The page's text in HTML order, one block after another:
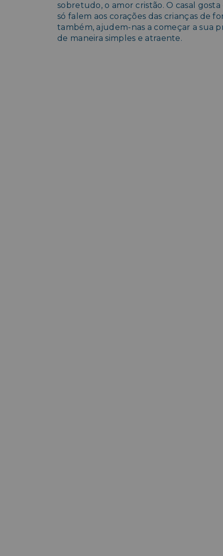
sobretudo, o amor cristão. O casal
só falem aos corações das crianças de
também, ajudem-nas a começar a sua
de maneira simples e atraente.